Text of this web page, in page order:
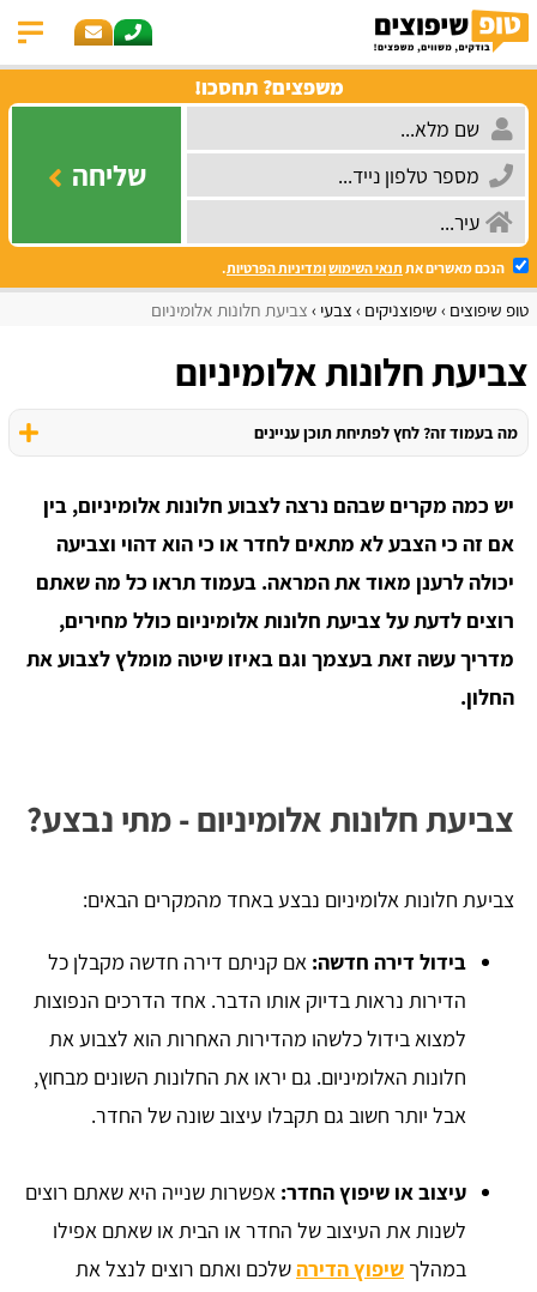
משפצים? תחסכו!
שליחה
הנכם מאשרים את תנאי השימושומדיניות הפרטיות.
טופ שיפוצים שיפוצניקים צבעי צביעת חלונות אלומיניום
צביעת חלונות אלומיניום
מה בעמוד זה? לחץ לפתיחת תוכן עניינים
יש כמה מקרים שבהם נרצה לצבוע חלונות אלומיניום, בין
אם זה כי הצבע לא מתאים לחדר או כי הוא דהוי וצביעה
יכולה לרענן מאוד את המראה. בעמוד תראו כל מה שאתם
רוצים לדעת על צביעת חלונות אלומיניום כולל מחירים,
מדריך עשה זאת בעצמך וגם באיזו שיטה מומלץ לצבוע את
החלון.
צביעת חלונות אלומיניום - מתי נבצע?
צביעת חלונות אלומיניום נבצע באחד מהמקרים הבאים:
בידול דירה חדשה: אם קניתם דירה חדשה מקבלן כל
הדירות נראות בדיוק אותו הדבר. אחד הדרכים הנפוצות
למצוא בידול כלשהו מהדירות האחרות הוא לצבוע את
חלונות האלומיניום. גם יראו את החלונות השונים מבחוץ,
אבל יותר חשוב גם תקבלו עיצוב שונה של החדר.
עיצוב או שיפוץ החדר: אפשרות שנייה היא שאתם רוצים
לשנות את העיצוב של החדר או הבית או שאתם אפילו
במהלך שיפוץ הדירהשלכם ואתם רוצים לנצל את